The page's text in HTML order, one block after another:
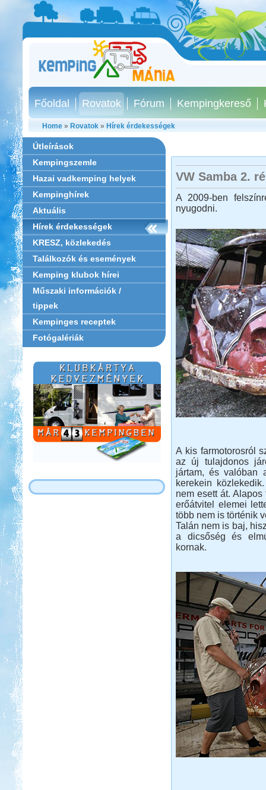
Főoldal Rovatok Fórum Kempingkereső
Home » Rovatok » Hírek érdekességek
Útleírások
Kempingszemle
Hazai vadkemping helyek
Kempinghírek
Aktuális
Hírek érdekességek
KRESZ, közlekedés
Találkozók és események
Kemping klubok hírei
Műszaki információk /
tippek
Kempinges receptek
Fotógalériák
VW Samba 2.
A 2009-ben
nyugodni.
A kis farmotorosról
az új tulajdonos
jártam, és valóban
kerekein
nem esett át.
erőátvitel elemei
több nem is történik
Talán nem is baj,
a dicsőség és
kornak.